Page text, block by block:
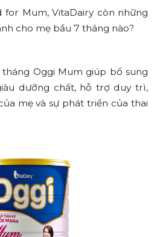
for Mum, VitaDairy còn những
cho mẹ bầu 7 tháng nào?
Oggi Mum giúp bổ sung
dưỡng chất, hỗ trợ duy trì,
mẹ và sự phát triển của thai